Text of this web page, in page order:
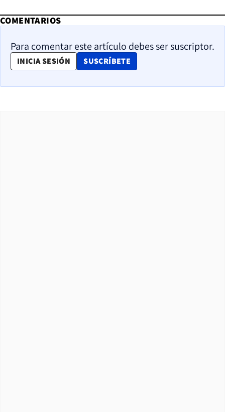
COMENTARIOS
Para comentar este artículo debes ser suscriptor.
INICIA SESIÓN SUSCRÍBETE
OPENS IN NEW WINDOW